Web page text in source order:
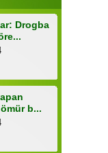
Drogba
b...